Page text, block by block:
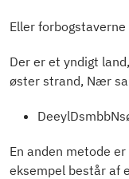
Eller
Der er et yndigt
øster strand, Nær
En anden metode
eksempel består af